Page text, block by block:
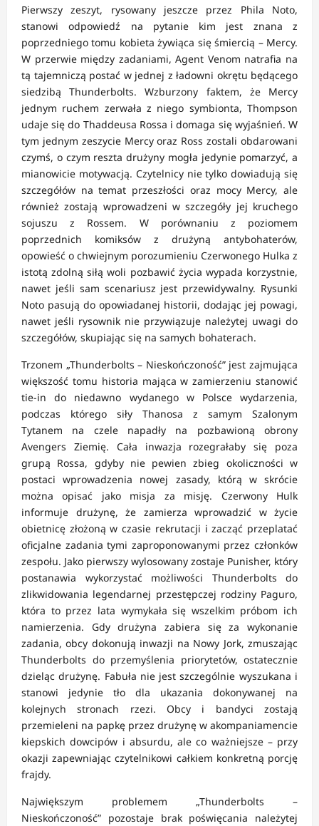
Pierwszy zeszyt, rysowany jeszcze przez Phila Noto,
stanowi odpowiedź na pytanie kim jest znana z
poprzedniego tomu kobieta żywiąca się śmiercią – Mercy.
W przerwie między zadaniami, Agent Venom natrafia na
tą tajemniczą postać w jednej z ładowni okrętu będącego
siedzibą Thunderbolts. Wzburzony faktem, że Mercy
jednym ruchem zerwała z niego symbionta, Thompson
udaje się do Thaddeusa Rossa i domaga się wyjaśnień. W
tym jednym zeszycie Mercy oraz Ross zostali obdarowani
czymś, o czym reszta drużyny mogła jedynie pomarzyć, a
mianowicie motywacją. Czytelnicy nie tylko dowiadują się
szczegółów na temat przeszłości oraz mocy Mercy, ale
również zostają wprowadzeni w szczegóły jej kruchego
sojuszu z Rossem. W porównaniu z poziomem
poprzednich komiksów z drużyną antybohaterów,
opowieść o chwiejnym porozumieniu Czerwonego Hulka z
istotą zdolną siłą woli pozbawić życia wypada korzystnie,
nawet jeśli sam scenariusz jest przewidywalny. Rysunki
Noto pasują do opowiadanej historii, dodając jej powagi,
nawet jeśli rysownik nie przywiązuje należytej uwagi do
szczegółów, skupiając się na samych bohaterach.
Trzonem „Thunderbolts – Nieskończoność” jest zajmująca
większość tomu historia mająca w zamierzeniu stanowić
tie-in do niedawno wydanego w Polsce wydarzenia,
podczas którego siły Thanosa z samym Szalonym
Tytanem na czele napadły na pozbawioną obrony
Avengers Ziemię. Cała inwazja rozegrałaby się poza
grupą Rossa, gdyby nie pewien zbieg okoliczności w
postaci wprowadzenia nowej zasady, którą w skrócie
można opisać jako misja za misję. Czerwony Hulk
informuje drużynę, że zamierza wprowadzić w życie
obietnicę złożoną w czasie rekrutacji i zacząć przeplatać
oficjalne zadania tymi zaproponowanymi przez członków
zespołu. Jako pierwszy wylosowany zostaje Punisher, który
postanawia wykorzystać możliwości Thunderbolts do
zlikwidowania legendarnej przestępczej rodziny Paguro,
która to przez lata wymykała się wszelkim próbom ich
namierzenia. Gdy drużyna zabiera się za wykonanie
zadania, obcy dokonują inwazji na Nowy Jork, zmuszając
Thunderbolts do przemyślenia priorytetów, ostatecznie
dzieląc drużynę. Fabuła nie jest szczególnie wyszukana i
stanowi jedynie tło dla ukazania dokonywanej na
kolejnych stronach rzezi. Obcy i bandyci zostają
przemieleni na papkę przez drużynę w akompaniamencie
kiepskich dowcipów i absurdu, ale co ważniejsze – przy
okazji zapewniając czytelnikowi całkiem konkretną porcję
frajdy.
Największym problemem „Thunderbolts –
Nieskończoność” pozostaje brak poświęcania należytej